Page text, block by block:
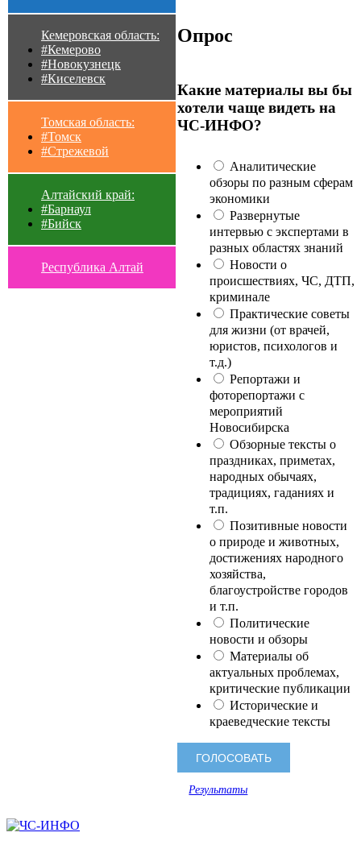
Кемеровская область:
#Кемерово
#Новокузнецк
#Киселевск
Томская область:
#Томск
#Стрежевой
Алтайский край:
#Барнаул
#Бийск
Республика Алтай
Опрос
Какие материалы вы бы
хотели чаще видеть на
ЧС-ИНФО?
Аналитические
обзоры по разным сферам
экономики
Развернутые
интервью с экспертами в
разных областях знаний
Новости о
происшествиях, ЧС, ДТП,
криминале
Практические советы
для жизни (от врачей,
юристов, психологов и
т.д.)
Репортажи и
фоторепортажи с
мероприятий
Новосибирска
Обзорные тексты о
праздниках, приметах,
народных обычаях,
традициях, гаданиях и
т.п.
Позитивные новости
о природе и животных,
достижениях народного
хозяйства,
благоустройстве городов
и т.п.
Политические
новости и обзоры
Материалы об
актуальных проблемах,
критические публикации
Исторические и
краеведческие тексты
Результаты